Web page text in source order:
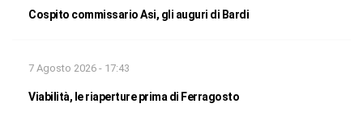
Cospito commissario Asi, gli auguri di Bardi
7 Agosto 2026 - 17:43
Viabilità, le riaperture prima di Ferragosto